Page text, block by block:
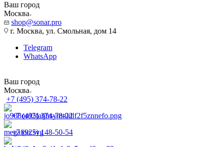
Ваш город
Москва
shop@sonar.pro
г. Москва, ул. Смольная, дом 14
Telegram
WhatsApp
Ваш город
Москва
+7 (495) 374-78-22
+7 (495) 374-78-22
+7 (925) 148-50-54